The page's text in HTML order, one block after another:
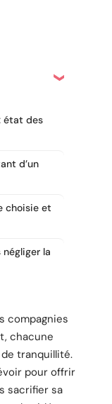
état des
d’un
choisie et
la
compagnies
chacune
tranquillité.
pour offrir
sacrifier sa